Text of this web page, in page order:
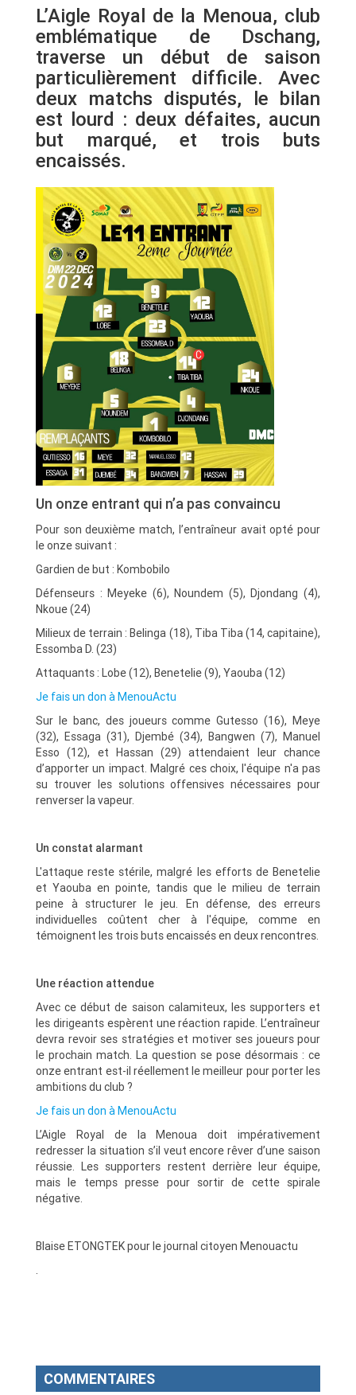
L’Aigle Royal de la Menoua, club
emblématique de Dschang,
traverse un début de saison
particulièrement difficile. Avec
deux matchs disputés, le bilan
est lourd : deux défaites, aucun
but marqué, et trois buts
encaissés.
Un onze entrant qui n’a pas convaincu
Pour son deuxième match, l’entraîneur avait opté pour
le onze suivant :
Gardien de but : Kombobilo
Défenseurs : Meyeke (6), Noundem (5), Djondang (4),
Nkoue (24)
Milieux de terrain : Belinga (18), Tiba Tiba (14, capitaine),
Essomba D. (23)
Attaquants : Lobe (12), Benetelie (9), Yaouba (12)
Je fais un don à MenouActu
Sur le banc, des joueurs comme Gutesso (16), Meye
(32), Essaga (31), Djembé (34), Bangwen (7), Manuel
Esso (12), et Hassan (29) attendaient leur chance
d’apporter un impact. Malgré ces choix, l'équipe n'a pas
su trouver les solutions offensives nécessaires pour
renverser la vapeur.
Un constat alarmant
L'attaque reste stérile, malgré les efforts de Benetelie
et Yaouba en pointe, tandis que le milieu de terrain
peine à structurer le jeu. En défense, des erreurs
individuelles coûtent cher à l'équipe, comme en
témoignent les trois buts encaissés en deux rencontres.
Une réaction attendue
Avec ce début de saison calamiteux, les supporters et
les dirigeants espèrent une réaction rapide. L’entraîneur
devra revoir ses stratégies et motiver ses joueurs pour
le prochain match. La question se pose désormais : ce
onze entrant est-il réellement le meilleur pour porter les
ambitions du club ?
Je fais un don à MenouActu
L’Aigle Royal de la Menoua doit impérativement
redresser la situation s’il veut encore rêver d’une saison
réussie. Les supporters restent derrière leur équipe,
mais le temps presse pour sortir de cette spirale
négative.
Blaise ETONGTEK pour le journal citoyen Menouactu
.
COMMENTAIRES